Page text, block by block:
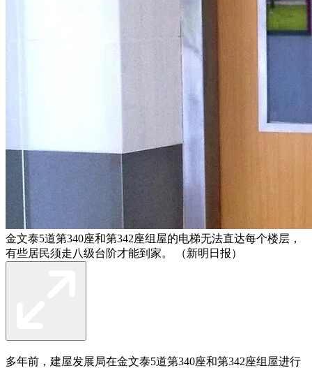
金文泰5道第340座和第342座组屋的电梯无法直达每个楼层，
有些居民须走八级台阶才能到家。 （新明日报）
多年前，建屋发展局在金文泰5道第340座和第342座组屋进行